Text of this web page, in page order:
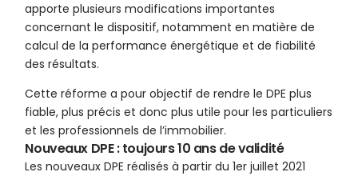
apporte plusieurs modifications importantes
concernant le dispositif, notamment en matière de
calcul de la performance énergétique et de fiabilité
des résultats.
Cette réforme a pour objectif de rendre le DPE plus
fiable, plus précis et donc plus utile pour les particuliers
et les professionnels de l’immobilier.
Nouveaux DPE : toujours 10 ans de validité
Les nouveaux DPE réalisés à partir du 1er juillet 2021